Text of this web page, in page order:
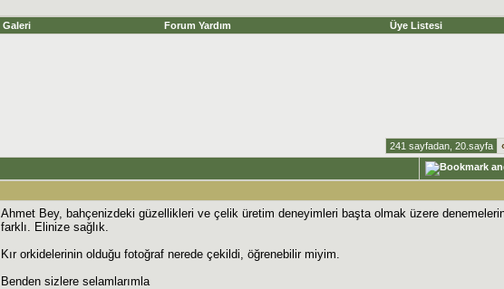
Galeri Forum Yardım Üye Listesi
241 sayfadan, 20.sayfa
Ahmet Bey, bahçenizdeki güzellikleri ve çelik üretim deneyimleri başta olmak üzere
farklı. Elinize sağlık.
Kır orkidelerinin olduğu fotoğraf nerede çekildi, öğrenebilir miyim.
Benden sizlere selamlarımla